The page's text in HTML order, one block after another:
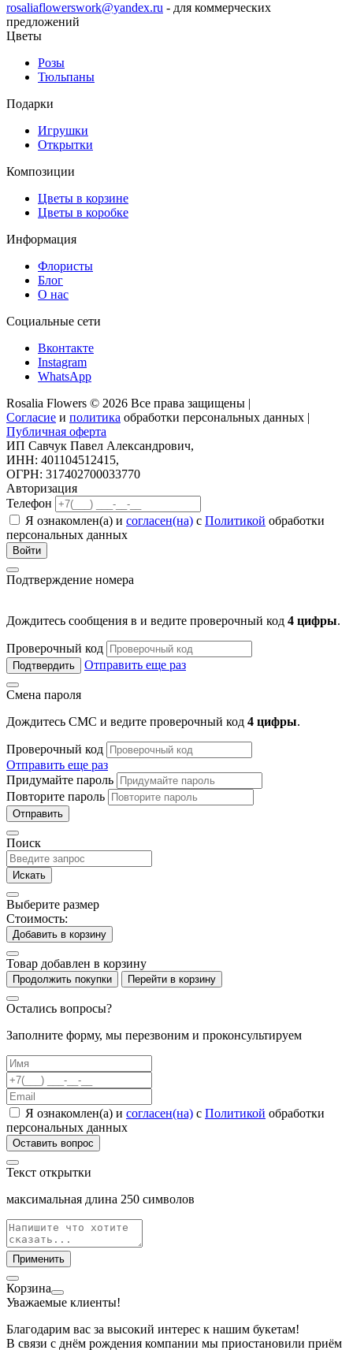
rosaliaflowerswork@yandex.ru - для коммерческих
предложений
Цветы
Розы
Тюльпаны
Подарки
Игрушки
Открытки
Композиции
Цветы в корзине
Цветы в коробке
Информация
Флористы
Блог
О нас
Социальные сети
Вконтакте
Instagram
WhatsApp
Rosalia Flowers © 2026 Все права защищены |
Согласие и политика обработки персональных данных |
Публичная оферта
ИП Савчук Павел Александрович,
ИНН: 401104512415,
ОГРН: 317402700033770
Авторизация
Телефон
Я ознакомлен(а) и согласен(на) с Политикой обработки
персональных данных
Войти
Подтверждение номера
Дождитесь сообщения в и ведите проверочный код 4 цифры.
Проверочный код
Подтвердить Отправить еще раз
Смена пароля
Дождитесь СМС и ведите проверочный код 4 цифры.
Проверочный код
Отправить еще раз
Придумайте пароль
Повторите пароль
Отправить
Поиск
Искать
Выберите размер
Стоимость:
Добавить в корзину
Товар добавлен в корзину
Продолжить покупки Перейти в корзину
Остались вопросы?
Заполните форму, мы перезвоним и проконсультируем
Я ознакомлен(а) и согласен(на) с Политикой обработки
персональных данных
Оставить вопрос
Текст открытки
максимальная длина 250 символов
Применить
Корзина
Уважаемые клиенты!
Благодарим вас за высокий интерес к нашим букетам!
В связи с днём рождения компании мы приостановили приём